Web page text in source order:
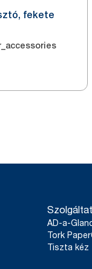
fekete
AD-a-
Tork
Tiszta kéz